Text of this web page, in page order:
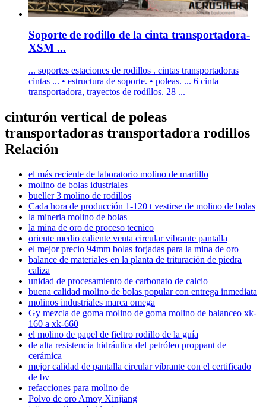
Soporte de rodillo de la cinta transportadora-
XSM ...
... soportes estaciones de rodillos . cintas transportadoras
cintas ... • estructura de soporte. • poleas. ... 6 cinta
transportadora, trayectos de rodillos. 28 ...
cinturón vertical de poleas
transportadoras transportadora rodillos
Relación
el más reciente de laboratorio molino de martillo
molino de bolas idustriales
bueller 3 molino de rodillos
Cada hora de producción 1-120 t vestirse de molino de bolas
la mineria molino de bolas
la mina de oro de proceso tecnico
oriente medio caliente venta circular vibrante pantalla
el mejor precio 94mm bolas forjadas para la mina de oro
balance de materiales en la planta de trituración de piedra
caliza
unidad de procesamiento de carbonato de calcio
buena calidad molino de bolas popular con entrega inmediata
molinos industriales marca omega
Gy mezcla de goma molino de goma molino de balanceo xk-
160 a xk-660
el molino de papel de fieltro rodillo de la guía
de alta resistencia hidráulica del petróleo proppant de
cerámica
mejor calidad de pantalla circular vibrante con el certificado
de bv
refacciones para molino de
Polvo de oro Amoy Xinjiang